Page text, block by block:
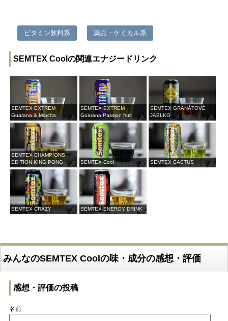
ビタミン飲料系 薬品・ケミカル系
SEMTEX Coolの関連エナジードリンク
SEMTEX EXTREM
Guarana & Marcha
SEMTEX EXTREM
Guarana Passion fruit
SEMTEX GRANÁTOVÉ
JABLKO
SEMTEX CHAMPIONS
EDITION KING PONG
SEMTEX Cool SEMTEX CACTUS
SEMTEX CRAZY SEMTEX ENERGY DRINK
みんなのSEMTEX Coolの味・成分の感想・評価
感想・評価の投稿
名前